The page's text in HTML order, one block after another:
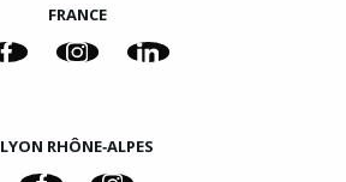
FRANCE
LYON RHÔNE‑ALPES